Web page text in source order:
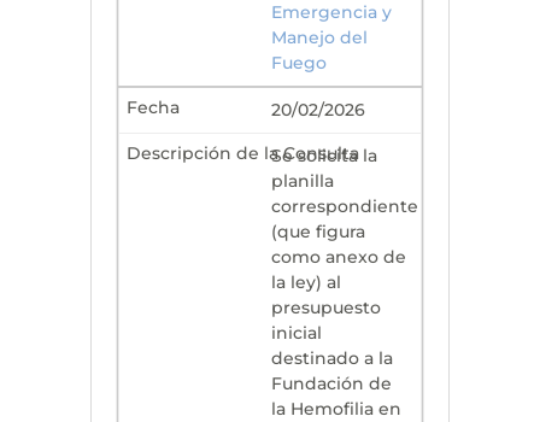
Emergencia y
Manejo del
Fuego
20/02/2026
Se solicita la
planilla
correspondiente
(que figura
como anexo de
la ley) al
presupuesto
inicial
destinado a la
Fundación de
la Hemofilia en